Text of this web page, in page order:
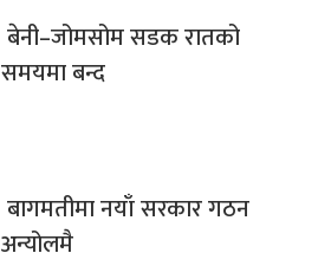
बेनी–जोमसोम सडक रातको
समयमा बन्द
बागमतीमा नयाँ सरकार गठन
अन्योलमै